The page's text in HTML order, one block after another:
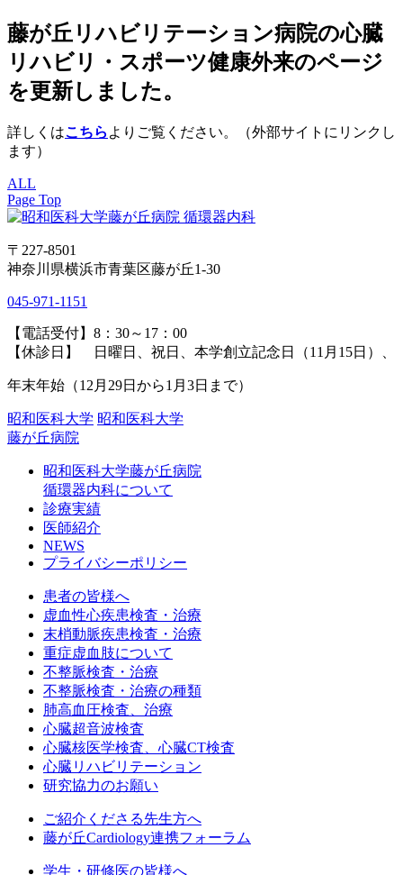
藤が丘リハビリテーション病院の心臓
リハビリ・スポーツ健康外来のページ
を更新しました。
詳しくはこちら よりご覧ください。（外部サイトにリンクし
ます）
ALL
Page Top
〒227-8501
神奈川県横浜市青葉区藤が丘1-30
045-971-1151
【電話受付】8：30～17：00
【休診日】 日曜日、祝日、本学創立記念日（11月15日）、
年末年始（12月29日から1月3日まで）
昭和医科大学 昭和医科大学
藤が丘病院
昭和医科大学藤が丘病院
循環器内科について
診療実績
医師紹介
NEWS
プライバシーポリシー
患者の皆様へ
虚血性心疾患検査・治療
末梢動脈疾患検査・治療
重症虚血肢について
不整脈検査・治療
不整脈検査・治療の種類
肺高血圧検査、治療
心臓超音波検査
心臓核医学検査、心臓CT検査
心臓リハビリテーション
研究協力のお願い
ご紹介くださる先生方へ
藤が丘Cardiology連携フォーラム
学生・研修医の皆様へ